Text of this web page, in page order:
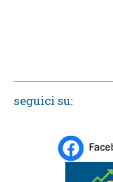
seguici su: